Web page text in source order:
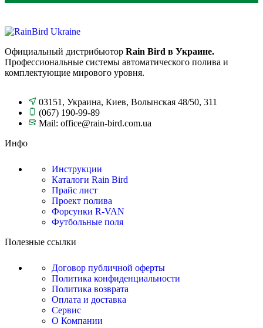
Официальный дистрибьютор Rain Bird в Украине.
Профессиональные системы автоматического полива и
комплектующие мирового уровня.
03151, Украина, Киев, Волынская 48/50, 311
(067) 190-99-89
Mail: office@rain-bird.com.ua
Инфо
Инструкции
Каталоги Rain Bird
Прайс лист
Проект полива
Форсунки R-VAN
Футбольные поля
Полезные ссылки
Договор публичной оферты
Политика конфиденциальности
Политика возврата
Оплата и доставка
Сервис
О Компании